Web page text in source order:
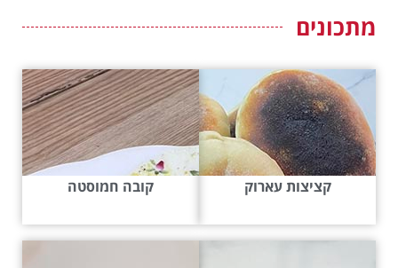
מתכונים
קציצות עארוק קובה חמוסטה